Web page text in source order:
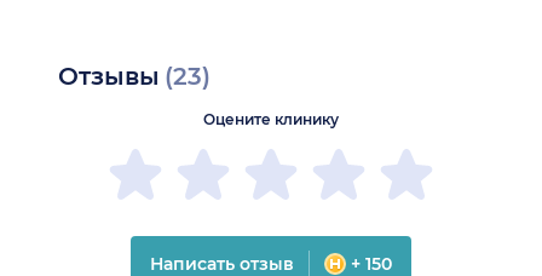
Отзывы (23)
Оцените клинику
Написать отзыв + 150